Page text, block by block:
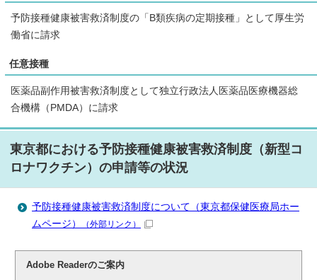
予防接種健康被害救済制度の「B類疾病の定期接種」として厚生労
働省に請求
任意接種
医薬品副作用被害救済制度として独立行政法人医薬品医療機器総
合機構（PMDA）に請求
東京都における予防接種健康被害救済制度（新型コ
ロナワクチン）の申請等の状況
予防接種健康被害救済制度について（東京都保健医療局ホー
ムページ）
（外部リンク）
Adobe Readerのご案内